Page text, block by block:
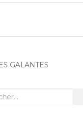
GALANTES